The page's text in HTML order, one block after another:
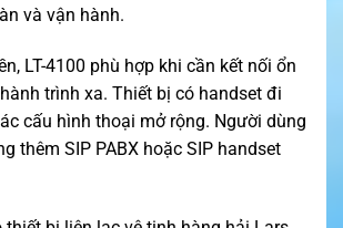
và vận hành.
LT-4100 phù hợp khi cần kết nối ổn
trình xa. Thiết bị có handset đi
cấu hình thoại mở rộng. Người dùng
thêm SIP PABX hoặc SIP handset